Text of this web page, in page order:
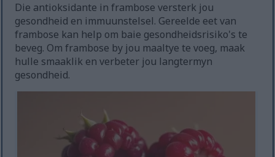
Die antioksidante in frambose versterk jou
gesondheid en immuunstelsel. Gereelde eet van
frambose kan help om baie gesondheidsrisiko's te
beveg. Om frambose by jou maaltye te voeg, maak
hulle smaaklik en verbeter jou langtermyn
gesondheid.